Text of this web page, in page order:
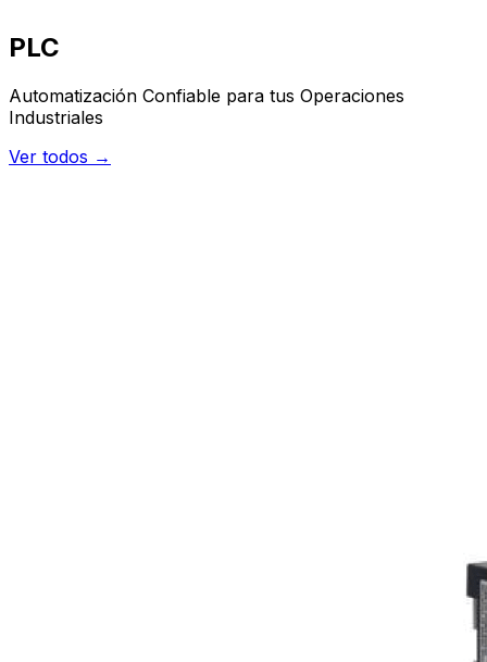
PLC
Automatización Confiable para tus Operaciones
Industriales
Ver todos →